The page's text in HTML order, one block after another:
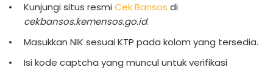
Kunjungi situs resmi Cek Bansos di
cekbansos.kemensos.go.id.
Masukkan NIK sesuai KTP pada kolom yang tersedia.
Isi kode captcha yang muncul untuk verifikasi